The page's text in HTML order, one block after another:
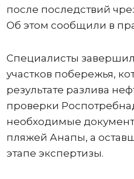
после последствий
Об этом сообщили в
Специалисты
участков побережья,
результате разлива
проверки
необходимые
пляжей Анапы, а
этапе экспертизы.